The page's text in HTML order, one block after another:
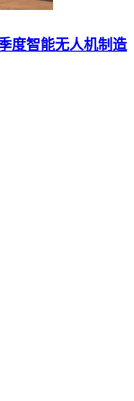
度智能无人机制造